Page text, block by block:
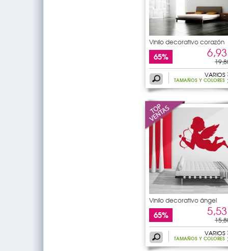
Vinilo decorativo corazón
65%
VARIOS
TAMAÑOS Y COLORES
Vinilo decorativo ángel
65%
VARIOS
TAMAÑOS Y COLORES